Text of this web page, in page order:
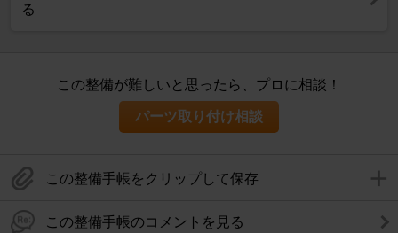
る
この整備が難しいと思ったら、プロに相談！
パーツ取り付け相談
この整備手帳をクリップして保存
この整備手帳のコメントを見る